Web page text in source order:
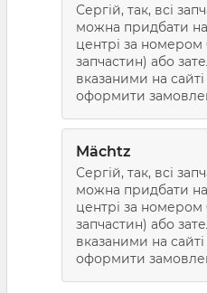
Сергій, так, всі
можна придбати
центрі за
запчастин) або
вказаними на
оформити
Mächtz
Сергій, так, всі
можна придбати
центрі за
запчастин) або
вказаними на
оформити